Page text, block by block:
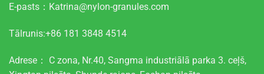
E-pasts： Katrina@nylon-granules.com
Tālrunis:+86 181 3848 4514
Adrese： C zona, Nr.40, Sangma industriālā parka 3. ceļš,